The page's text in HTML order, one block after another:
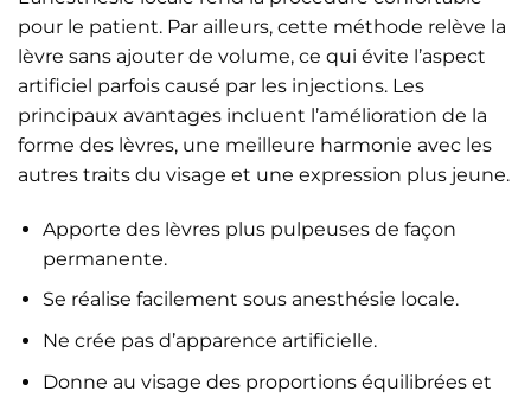
pour le patient. Par ailleurs, cette méthode relève la
lèvre sans ajouter de volume, ce qui évite l’aspect
artificiel parfois causé par les injections. Les
principaux avantages incluent l’amélioration de la
forme des lèvres, une meilleure harmonie avec les
autres traits du visage et une expression plus jeune.
Apporte des lèvres plus pulpeuses de façon
permanente.
Se réalise facilement sous anesthésie locale.
Ne crée pas d’apparence artificielle.
Donne au visage des proportions équilibrées et